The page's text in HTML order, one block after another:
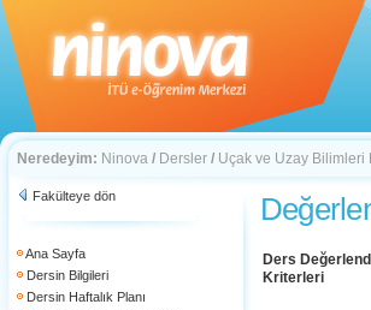
Neredeyim: Ninova / Dersler / Uçak ve Uzay Bilimleri
Fakülteye dön
Ana Sayfa
Dersin Bilgileri
Dersin Haftalık Planı
Ders
Kriterleri